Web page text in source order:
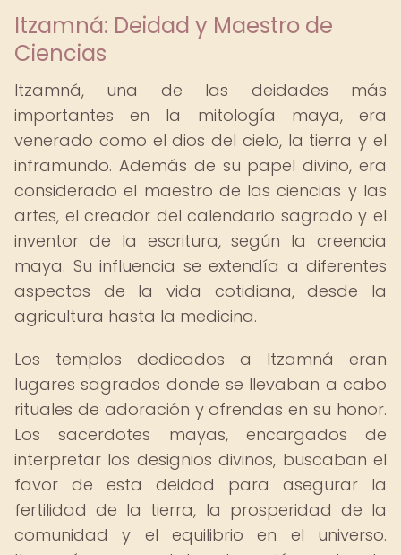
Itzamná: Deidad y Maestro de
Ciencias
Itzamná, una de las deidades más
importantes en la mitología maya, era
venerado como el dios del cielo, la tierra y el
inframundo. Además de su papel divino, era
considerado el maestro de las ciencias y las
artes, el creador del calendario sagrado y el
inventor de la escritura, según la creencia
maya. Su influencia se extendía a diferentes
aspectos de la vida cotidiana, desde la
agricultura hasta la medicina.
Los templos dedicados a Itzamná eran
lugares sagrados donde se llevaban a cabo
rituales de adoración y ofrendas en su honor.
Los sacerdotes mayas, encargados de
interpretar los designios divinos, buscaban el
favor de esta deidad para asegurar la
fertilidad de la tierra, la prosperidad de la
comunidad y el equilibrio en el universo.